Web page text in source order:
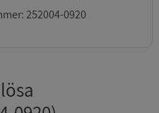
252004-0920